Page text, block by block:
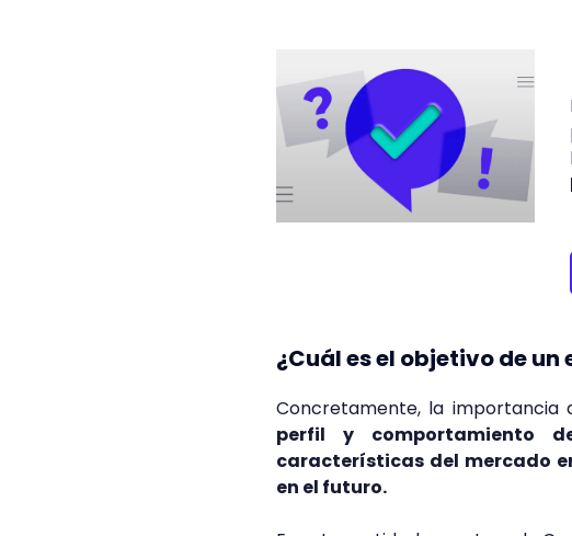
¿Cuál es el objetivo de
Concretamente, la
perfil y comportamiento
características del mercado
en el futuro.